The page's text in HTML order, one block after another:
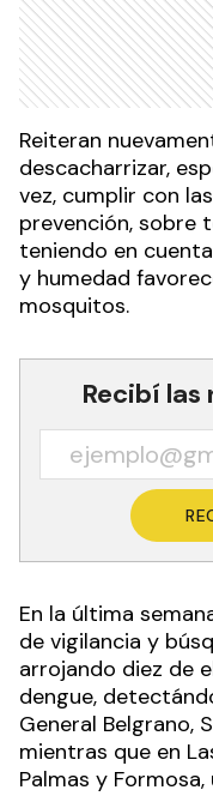
Reiteran
descacharrizar,
vez, cumplir con
prevención, sobre
teniendo en
y humedad
mosquitos.
Recibí
En la última
de vigilancia y
arrojando diez de
dengue,
General Belgrano,
mientras que en
Palmas y